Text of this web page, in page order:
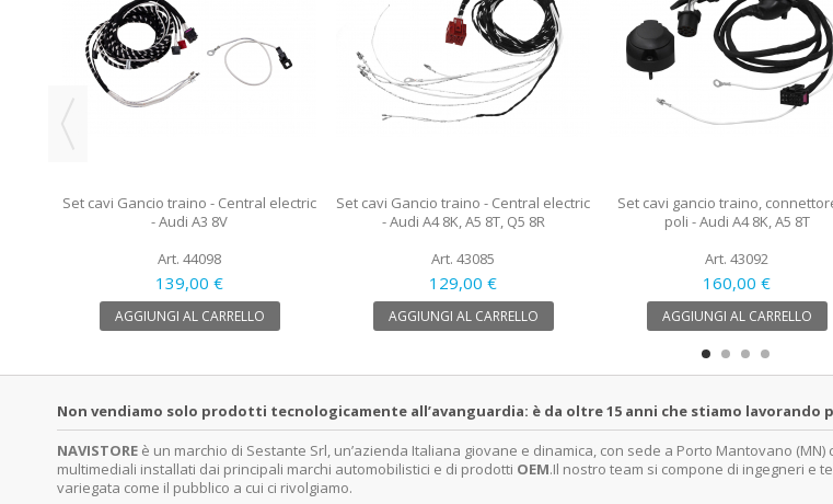
Set cavi Gancio traino - Central electric
- Audi A3 8V
Art. 44098
139,00 €
AGGIUNGI AL CARRELLO
Set cavi Gancio traino - Central electric
- Audi A4 8K, A5 8T, Q5 8R
Art. 43085
129,00 €
AGGIUNGI AL CARRELLO
Set cavi gancio traino,
poli - Audi A4 8K, A5 8T
Art. 43092
160,00 €
AGGIUNGI AL CARRELLO
Non vendiamo solo prodotti tecnologicamente all’avanguardia: è da oltre 15 anni che stiamo lavorando
NAVISTORE è un marchio di Sestante Srl, un’azienda Italiana giovane e dinamica, con sede a Porto Mantovano
multimediali installati dai principali marchi automobilistici e di prodotti OEM.Il nostro team si compone di ingegneri e
variegata come il pubblico a cui ci rivolgiamo.